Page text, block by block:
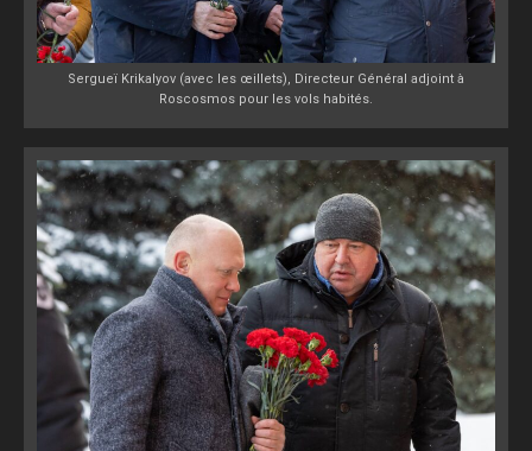
Sergueï Krikalyov (avec les œillets), Directeur Général adjoint à
Roscosmos pour les vols habités.